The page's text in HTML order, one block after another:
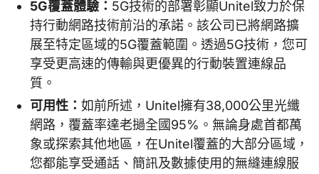
5G覆蓋體驗： 5G技術的部署彰顯Unitel致力於保
持行動網路技術前沿的承諾。該公司已將網路擴
展至特定區域的5G覆蓋範圍。透過5G技術，您可
享受更高速的傳輸與更優異的行動裝置連線品
質。
可用性： 如前所述，Unitel擁有38,000公里光纖
網路，覆蓋率達老撾全國95%。無論身處首都萬
象或探索其他地區，在Unitel覆蓋的大部分區域，
您都能享受通話、簡訊及數據使用的無縫連線服